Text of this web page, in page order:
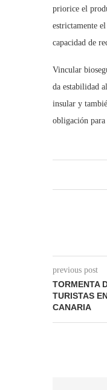
priorice el
estrictamente
capacidad de
Vincular
da estabilidad
insular y
obligación para
previous post
TORMENTA
TURISTAS
CANARIA